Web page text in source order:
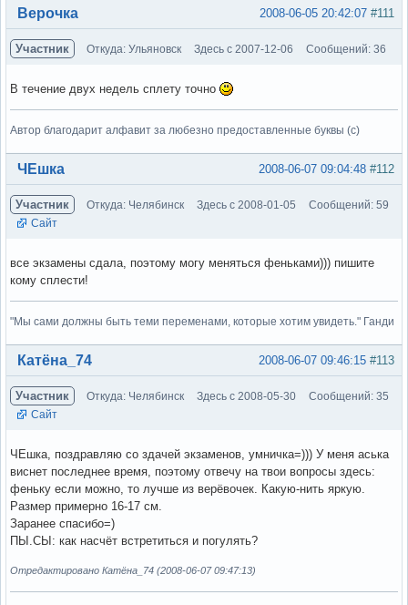
Вне форума #111
2008-06-05 20:42:07
Верочка
Участник Откуда: Ульяновск Здесь с 2007-12-06 Сообщений: 36
В течение двух недель сплету точно
Автор благодарит алфавит за любезно предоставленные буквы (с)
Вне форума #112
2008-06-07 09:04:48
ЧЕшка
Участник Откуда: Челябинск Здесь с 2008-01-05
Сообщений: 59
Сайт
все экзамены сдала, поэтому могу меняться феньками))) пишите
кому сплести!
"Мы сами должны быть теми переменами, которые хотим увидеть." Ганди
Вне форума #113
2008-06-07 09:46:15
Катёна_74
Участник Откуда: Челябинск Здесь с 2008-05-30
Сообщений: 35
Сайт
ЧЕшка, поздравляю со здачей экзаменов, умничка=))) У меня аська
виснет последнее время, поэтому отвечу на твои вопросы здесь:
феньку если можно, то лучше из верёвочек. Какую-нить яркую.
Размер примерно 16-17 см.
Заранее спасибо=)
ПЫ.СЫ: как насчёт встретиться и погулять?
Отредактировано Катёна_74 (2008-06-07 09:47:13)